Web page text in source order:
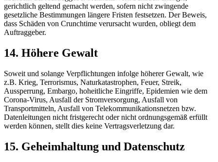
gerichtlich geltend gemacht werden, sofern nicht zwingende
gesetzliche Bestimmungen längere Fristen festsetzen. Der Beweis,
dass Schäden von Crunchtime verursacht wurden, obliegt dem
Auftraggeber.
14. Höhere Gewalt
Soweit und solange Verpflichtungen infolge höherer Gewalt, wie
z.B. Krieg, Terrorismus, Naturkatastrophen, Feuer, Streik,
Aussperrung, Embargo, hoheitliche Eingriffe, Epidemien wie dem
Corona-Virus, Ausfall der Stromversorgung, Ausfall von
Transportmitteln, Ausfall von Telekommunikationsnetzen bzw.
Datenleitungen nicht fristgerecht oder nicht ordnungsgemäß erfüllt
werden können, stellt dies keine Vertragsverletzung dar.
15. Geheimhaltung und Datenschutz